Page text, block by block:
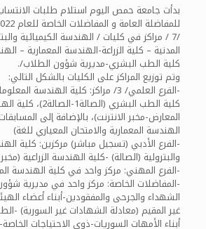
بدأت جامعة حمص اليوم استلام طلبات
/7 / مراكز في كليات / ‏الهندسة الكيميائية
المدنية – كلية الزراعة-الهندسة ‏المعمارية –
كلية الطب البشري-مديرية شؤون الطلاب/‏.
وتم توزيع المراكز على الكليات بالشكل التالي:
-الفرع العلمي/ 3/ مراكز: كلية الهندسة
كلية الطب البشري
المعارض-مخبر الانترنت)، بالإضافة إلى
الهندسة المعمارية والامتحان المعياري للغة)
-الفرع الأدبي (تسجيل مباشر) مركزين: كلية
والبترولية (الصالة) -كلية الهندسة الزراعية
-الفرع المهني: مركز واحد في كلية الهندسة
-المفاضلات الخاصة: مركز واحد في مديرية
الشهداء والجرحى والمفقودين-أبناء أعضاء
غير المقيم (معادلة الشهادات غير السورية) -
أبناء الأمهات السوريات-ذوي الاحتياجات